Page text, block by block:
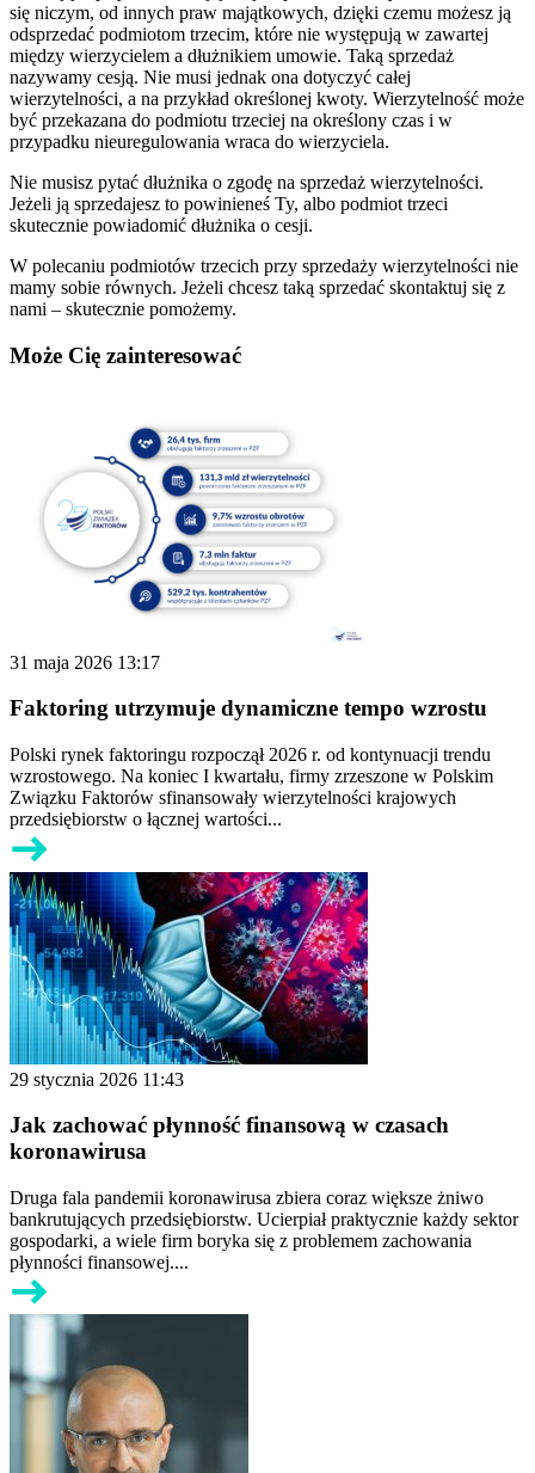
się niczym, od innych praw majątkowych, dzięki czemu możesz ją
odsprzedać podmiotom trzecim, które nie występują w zawartej
między wierzycielem a dłużnikiem umowie. Taką sprzedaż
nazywamy cesją. Nie musi jednak ona dotyczyć całej
wierzytelności, a na przykład określonej kwoty. Wierzytelność może
być przekazana do podmiotu trzeciej na określony czas i w
przypadku nieuregulowania wraca do wierzyciela.
Nie musisz pytać dłużnika o zgodę na sprzedaż wierzytelności.
Jeżeli ją sprzedajesz to powinieneś Ty, albo podmiot trzeci
skutecznie powiadomić dłużnika o cesji.
W polecaniu podmiotów trzecich przy sprzedaży wierzytelności nie
mamy sobie równych. Jeżeli chcesz taką sprzedać skontaktuj się z
nami – skutecznie pomożemy.
Może Cię zainteresować
31 maja 2026 13:17
Faktoring utrzymuje dynamiczne tempo wzrostu
Polski rynek faktoringu rozpoczął 2026 r. od kontynuacji trendu
wzrostowego. Na koniec I kwartału, firmy zrzeszone w Polskim
Związku Faktorów sfinansowały wierzytelności krajowych
przedsiębiorstw o łącznej wartości...
29 stycznia 2026 11:43
Jak zachować płynność finansową w czasach
koronawirusa
Druga fala pandemii koronawirusa zbiera coraz większe żniwo
bankrutujących przedsiębiorstw. Ucierpiał praktycznie każdy sektor
gospodarki, a wiele firm boryka się z problemem zachowania
płynności finansowej....